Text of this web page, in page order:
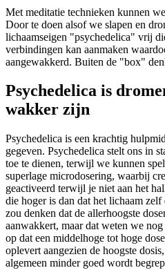
Met meditatie technieken kunnen
Door te doen alsof we slapen en
lichaamseigen "psychedelica" vrij
verbindingen kan aanmaken
aangewakkerd. Buiten de "box"
Psychedelica is
wakker zijn
Psychedelica is een krachtig
gegeven. Psychedelica stelt ons in
toe te dienen, terwijl we kunnen
superlage microdosering, waarbij
geactiveerd terwijl je niet aan het
die hoger is dan dat het lichaam zelf
zou denken dat de allerhoogste
aanwakkert, maar dat weten we
op dat een middelhoge tot hoge
oplevert aangezien de hoogste
algemeen minder goed wordt